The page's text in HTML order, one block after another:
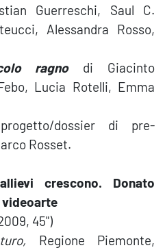
Guerreschi, Saul C.
Alessandra Rosso,
ragnodi Giacinto
Lucia Rotelli, Emma
dossier di pre-
Rosset.
crescono. Donato
videoarte
45")
Regione Piemonte,